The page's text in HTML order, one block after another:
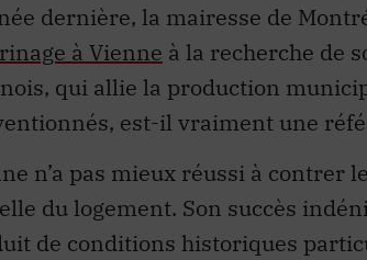
dernière, la mairesse de
à Vienne à la recherche de
qui allie la production
est-il vraiment une
n’a pas mieux réussi à contrer
du logement. Son succès
de conditions historiques